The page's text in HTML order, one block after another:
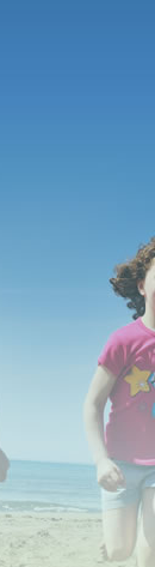
Премини към